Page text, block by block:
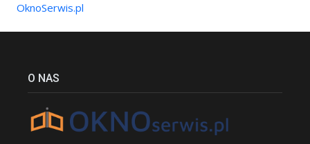
OknoSerwis.pl
O NAS